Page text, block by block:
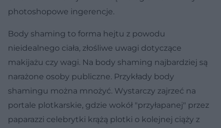
photoshopowe ingerencje.
Body shaming to forma hejtu z powodu
nieidealnego ciała, złośliwe uwagi dotyczące
makijażu czy wagi. Na body shaming najbardziej są
narażone osoby publiczne. Przykłady body
shamingu można mnożyć. Wystarczy zajrzeć na
portale plotkarskie, gdzie wokół "przyłapanej" przez
paparazzi celebrytki krążą plotki o kolejnej ciąży z